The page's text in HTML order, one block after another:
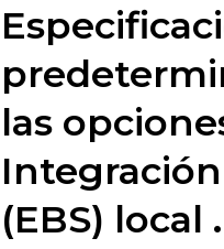
las
(EBS)